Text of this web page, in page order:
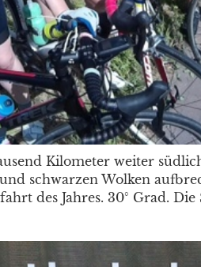
Kilometer weiter
schwarzen Wolken
des Jahres. 30° Grad. Die